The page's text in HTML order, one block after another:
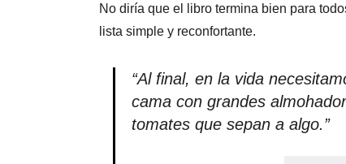
No diría que el libro termina bien para
lista simple y reconfortante.
“Al final, en la vida
cama con grandes
tomates que sepan a algo.”